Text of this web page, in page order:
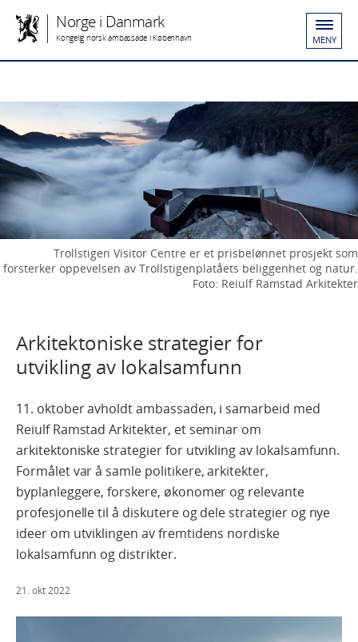
Norge i Danmark
Kongelig norsk ambassade i København MENY
Trollstigen Visitor Centre er et prisbelønnet prosjekt som
forsterker oppevelsen av Trollstigenplatåets beliggenhet og natur.
Foto: Reiulf Ramstad Arkitekter
Arkitektoniske strategier for
utvikling av lokalsamfunn
11. oktober avholdt ambassaden, i samarbeid med
Reiulf Ramstad Arkitekter, et seminar om
arkitektoniske strategier for utvikling av lokalsamfunn.
Formålet var å samle politikere, arkitekter,
byplanleggere, forskere, økonomer og relevante
profesjonelle til å diskutere og dele strategier og nye
ideer om utviklingen av fremtidens nordiske
lokalsamfunn og distrikter.
21. okt 2022